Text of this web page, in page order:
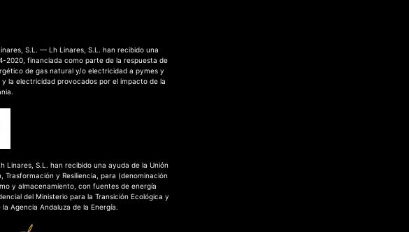
S.L. — Lh Linares, S.L. han recibido una
2020, financiada como parte de la respuesta de
de gas natural y/o electricidad a pymes y
la electricidad provocados por el impacto de la
S.L. han recibido una ayuda de la Unión
Trasformación y Resiliencia, para (denominación
y almacenamiento, con fuentes de energía
del Ministerio para la Transición Ecológica y
Agencia Andaluza de la Energía.